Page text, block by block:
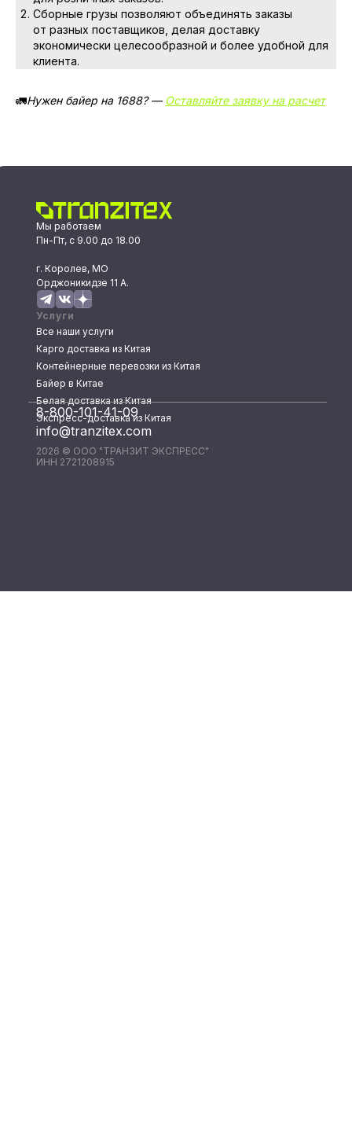
Сборные грузы позволяют объединять заказы
от разных поставщиков, делая доставку
экономически целесообразной и более удобной для
клиента.
🚛Нужен байер на 1688? — Оставляйте заявку на расчет
Мы работаем
Пн-Пт, с 9.00 до 18.00
г. Королев, МО
Орджоникидзе 11 А.
Услуги
Все наши услуги
Карго доставка из Китая
Контейнерные перевозки из Китая
Байер в Китае
Белая доставка из Китая
Экспресс-доставка из Китая
8-800-101-41-09
info@tranzitex.com
2026 © ООО "ТРАНЗИТ ЭКСПРЕСС"
ИНН 2721208915